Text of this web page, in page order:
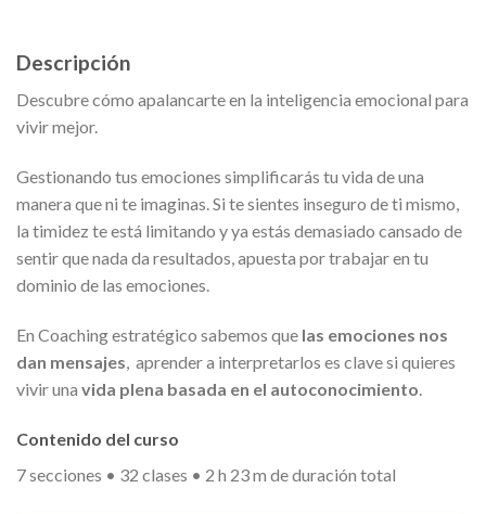
Descripción
Descubre cómo apalancarte en la inteligencia emocional para
vivir mejor.
Gestionando tus emociones simplificarás tu vida de una
manera que ni te imaginas. Si te sientes inseguro de ti mismo,
la timidez te está limitando y ya estás demasiado cansado de
sentir que nada da resultados, apuesta por trabajar en tu
dominio de las emociones.
En Coaching estratégico sabemos que las emociones nos
dan mensajes, aprender a interpretarlos es clave si quieres
vivir una vida plena basada en el autoconocimiento.
Contenido del curso
7 secciones • 32 clases • 2 h 23 m de duración total